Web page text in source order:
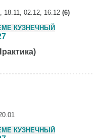
18.11, 02.12, 16.12 (6)
КУЗНЕЧНЫЙ
КУЗНЕЧНЫЙ